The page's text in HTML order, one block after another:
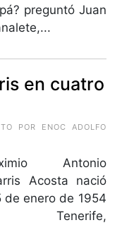
preguntó Juan
en cuatro
POR ENOC ADOLFO
Antonio
Acosta nació
de enero de 1954
Tenerife,